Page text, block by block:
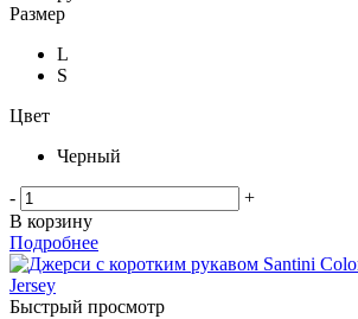
Размер
L
S
Цвет
Черный
-
+
В корзину
Подробнее
Быстрый просмотр